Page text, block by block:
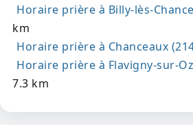
Horaire prière à Billy-lès-
km
Horaire prière à Chanceaux
Horaire prière à Flavigny-sur-
7.3 km